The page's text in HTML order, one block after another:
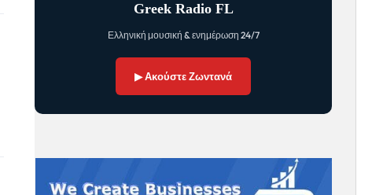
Greek Radio FL
Ελληνική μουσική & ενημέρωση 24/7
▶ Ακούστε Ζωντανά